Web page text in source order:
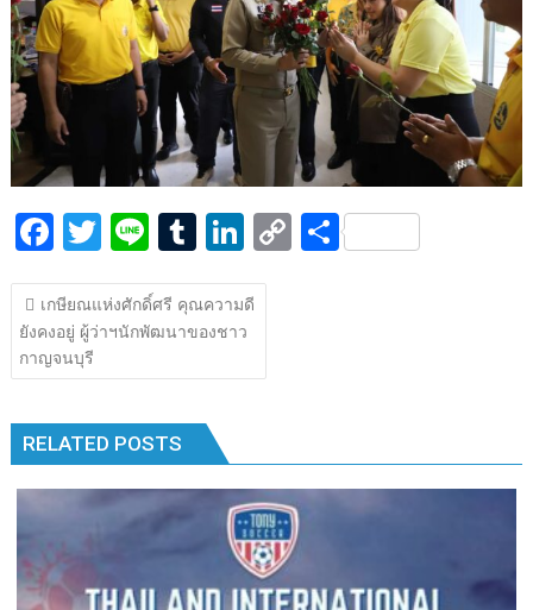
k k
F
ac
e
b
o
o
k
T
w
itt
er
Li
n
e
T
u
m
bl
r
Li
n
k
e
dI
C
k
S
แนะแนว
เรื่อง
เกษียณแห่งศักดิ์ศรี คุณความดี
ยังคงอยู่ ผู้ว่าฯนักพัฒนาของชาว
กาญจนบุรี​
RELATED POSTS